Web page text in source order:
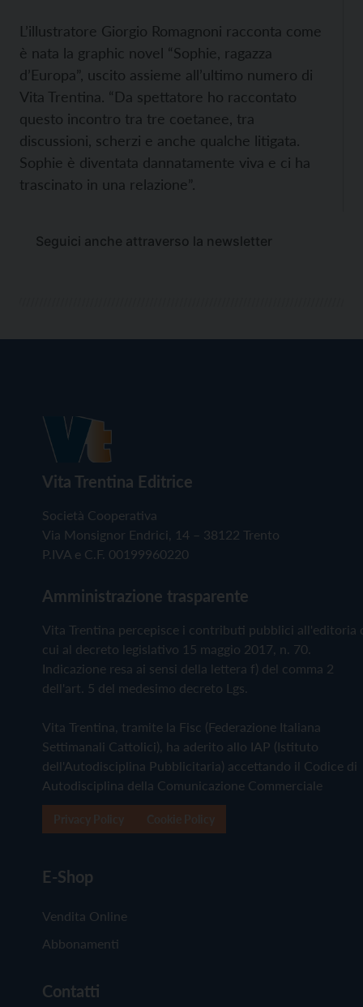
L’illustratore Giorgio Romagnoni racconta come
è nata la graphic novel “Sophie, ragazza
d’Europa”, uscito assieme all’ultimo numero di
Vita Trentina. “Da spettatore ho raccontato
questo incontro tra tre coetanee, tra
discussioni, scherzi e anche qualche litigata.
Sophie è diventata dannatamente viva e ci ha
trascinato in una relazione”.
Seguici anche attraverso la newsletter
Vita Trentina Editrice
Società Cooperativa
Via Monsignor Endrici, 14 – 38122 Trento
P.IVA e C.F. 00199960220
Amministrazione trasparente
Vita Trentina percepisce i contributi pubblici all'editoria
cui al decreto legislativo 15 maggio 2017, n. 70.
Indicazione resa ai sensi della lettera f) del comma 2
dell'art. 5 del medesimo decreto Lgs.
Vita Trentina, tramite la Fisc (Federazione Italiana
Settimanali Cattolici), ha aderito allo IAP (Istituto
dell'Autodisciplina Pubblicitaria) accettando il Codice di
Autodisciplina della Comunicazione Commerciale
E-Shop
Vendita Online
Abbonamenti
Contatti